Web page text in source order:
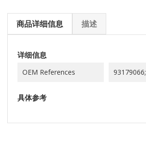
商品详细信息 描述
详细信息
OEM References 93179066;
具体参考